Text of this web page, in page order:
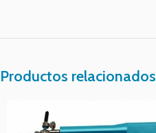
Productos relacionados